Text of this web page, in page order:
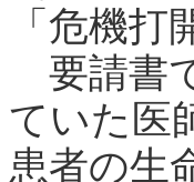
「危機
要請書
ていた医
患者の生